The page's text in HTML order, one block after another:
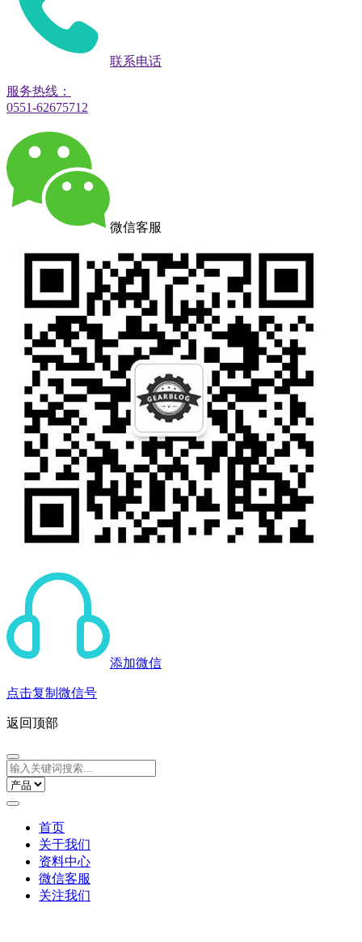
联系电话
服务热线：
0551-62675712
微信客服
添加微信
点击复制微信号
返回顶部
首页
关于我们
资料中心
微信客服
关注我们